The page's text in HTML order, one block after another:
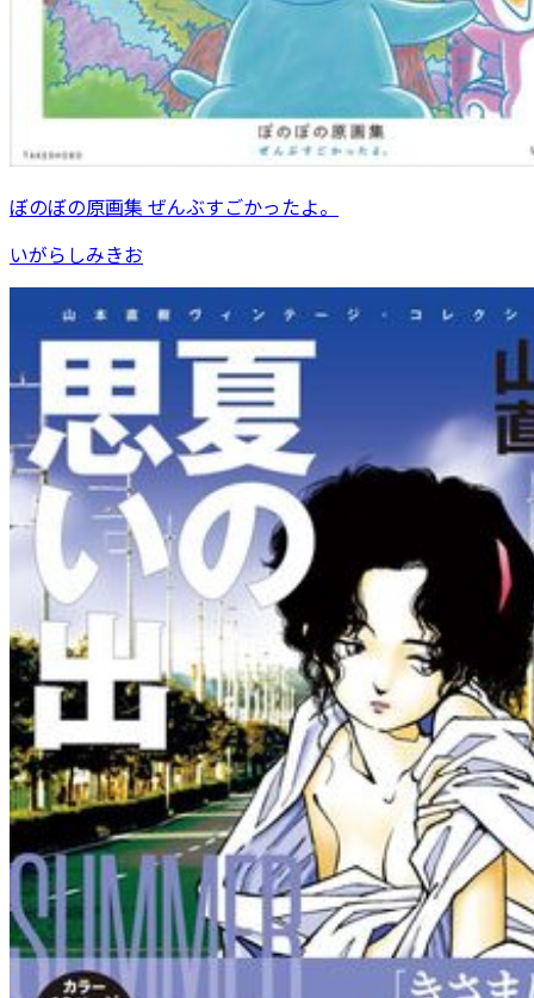
ぼのぼの原画集 ぜんぶすごかったよ。
いがらしみきお